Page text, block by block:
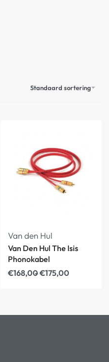
Standaard sortering
Van den Hul
Van Den Hul The Isis
Phonokabel
€168,00€175,00